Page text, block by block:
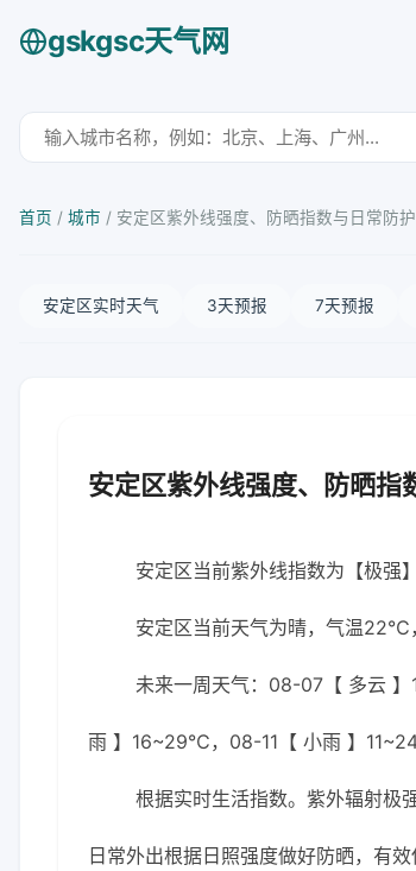
gskgsc天气网
首页 / 城市 / 安定区紫外线强度、防晒指数与日常防护
安定区实时天气 3天预报 7天预报
安定区紫外线强度、防晒指
安定区当前紫外线指数为【极强】
安定区当前天气为晴，气温22℃
未来一周天气：08-07【 多云
雨 】16~29℃，08-11【 小雨 】
根据实时生活指数。紫外辐射极
日常外出根据日照强度做好防晒，有效